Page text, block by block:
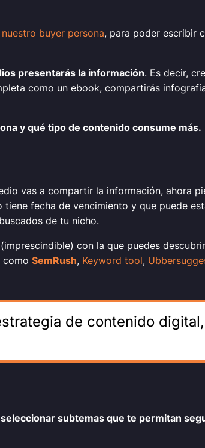
nuestro buyer persona, para poder escribir
presentarás la información. Es decir,
como un ebook, compartirás
y qué tipo de contenido consume más.
vas a compartir la información, ahora
fecha de vencimiento y que puede
de tu nicho.
(imprescindible) con la que puedes
como SemRush, Keyword tool,
de contenido
seleccionar subtemas que te permitan